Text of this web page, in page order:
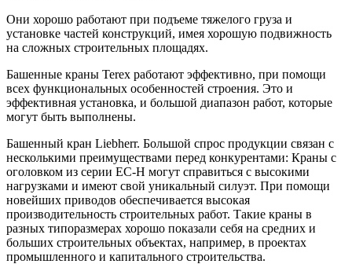
Они хорошо работают при подъеме тяжелого груза и
установке частей конструкций, имея хорошую подвижность
на сложных строительных площадях.
Башенные краны Terex работают эффективно, при помощи
всех функциональных особенностей строения. Это и
эффективная установка, и большой диапазон работ, которые
могут быть выполнены.
Башенный кран Liebherr. Большой спрос продукции связан с
несколькими преимуществами перед конкурентами: Краны с
оголовком из серии ЕС-Н могут справиться с высокими
нагрузками и имеют свой уникальный силуэт. При помощи
новейших приводов обеспечивается высокая
производительность строительных работ. Такие краны в
разных типоразмерах хорошо показали себя на средних и
больших строительных объектах, например, в проектах
промышленного и капитального строительства.